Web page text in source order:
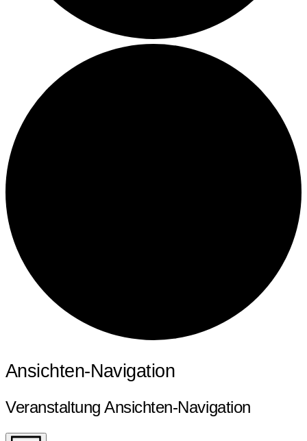
Veranstaltungen
Ansichten-Navigation
Veranstaltung Ansichten-Navigation